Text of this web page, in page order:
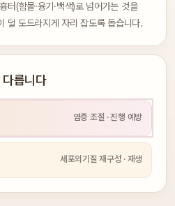
터(함몰·융기·백색)로 넘어가는 것을
덜 도드라지게 자리 잡도록 돕습니다.
다릅니다
염증 조절 · 진행 예방
세포외기질 재구성 · 재생